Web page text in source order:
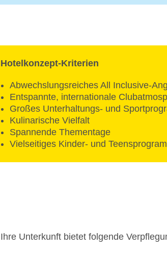
Hotelkonzept-Kriterien
Abwechslungsreiches All Inclusive-
Entspannte, internationale
Großes Unterhaltungs- und
Kulinarische Vielfalt
Spannende Thementage
Vielseitiges Kinder- und
Ihre Unterkunft bietet folgende